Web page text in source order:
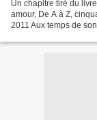
Un chapitre tiré du
amour, De A à Z,
2011 Aux temps de